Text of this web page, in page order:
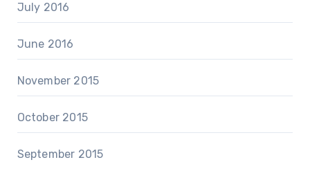
July 2016
June 2016
November 2015
October 2015
September 2015